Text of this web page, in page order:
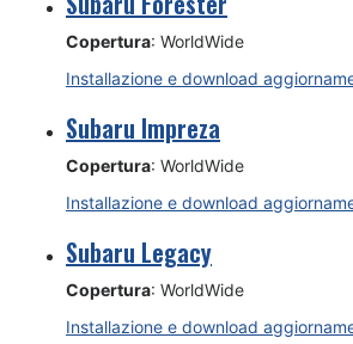
Copertura: WorldWide
Installazione e download
Subaru Impreza
Copertura: WorldWide
Installazione e download
Subaru Legacy
Copertura: WorldWide
Installazione e download